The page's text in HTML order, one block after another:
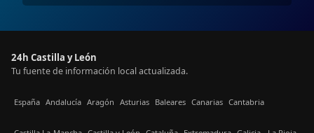
24h Castilla y León
Tu fuente de información local actualizada.
España Andalucía Aragón Asturias Baleares Canarias Cantabria